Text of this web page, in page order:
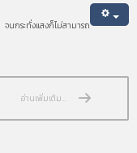
นกระทั่งแสงก็ไม่สามารถ
อ่านเพิ่มเติม...